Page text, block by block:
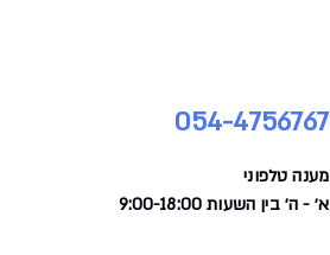
054-4756767
מענה טלפוני
א׳ - ה׳ בין השעות 9:00-18:00